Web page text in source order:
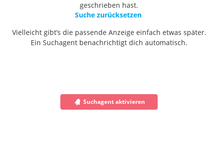
geschrieben hast.
Suche zurücksetzen
Vielleicht gibt’s die passende Anzeige einfach etwas später.
Ein Suchagent benachrichtigt dich automatisch.
Suchagent aktivieren